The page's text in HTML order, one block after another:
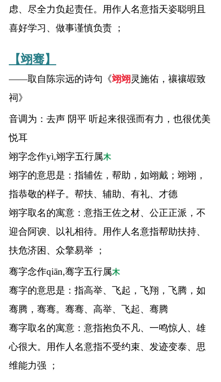
虑、尽全力负起责任。用作人名意指天姿聪明且
喜好学习、做事谨慎负责 ；
【翊骞】
——取自陈宗远的诗句《翊翊灵施佑，禳禳嘏致
祠》
音调为：去声 阴平 听起来很强而有力，也很优美
悦耳
翊字念作yì,翊字五行属木
翊字的意思是：指辅佐，帮助，如翊戴；翊翊，
指恭敬的样子。帮扶、辅助、有礼、才德
翊字取名的寓意：意指王佐之材、公正正派，不
迎合阿谀、以礼相待。用作人名意指帮助扶持、
扶危济困、众擎易举 ；
骞字念作qiān,骞字五行属木
骞字的意思是：指高举、飞起，飞翔，飞腾，如
骞腾，骞骞。骞骞、高举、飞起、骞腾
骞字取名的寓意：意指抱负不凡、一鸣惊人、雄
心很大。用作人名意指不受约束、发迹变泰、思
维能力强 ；